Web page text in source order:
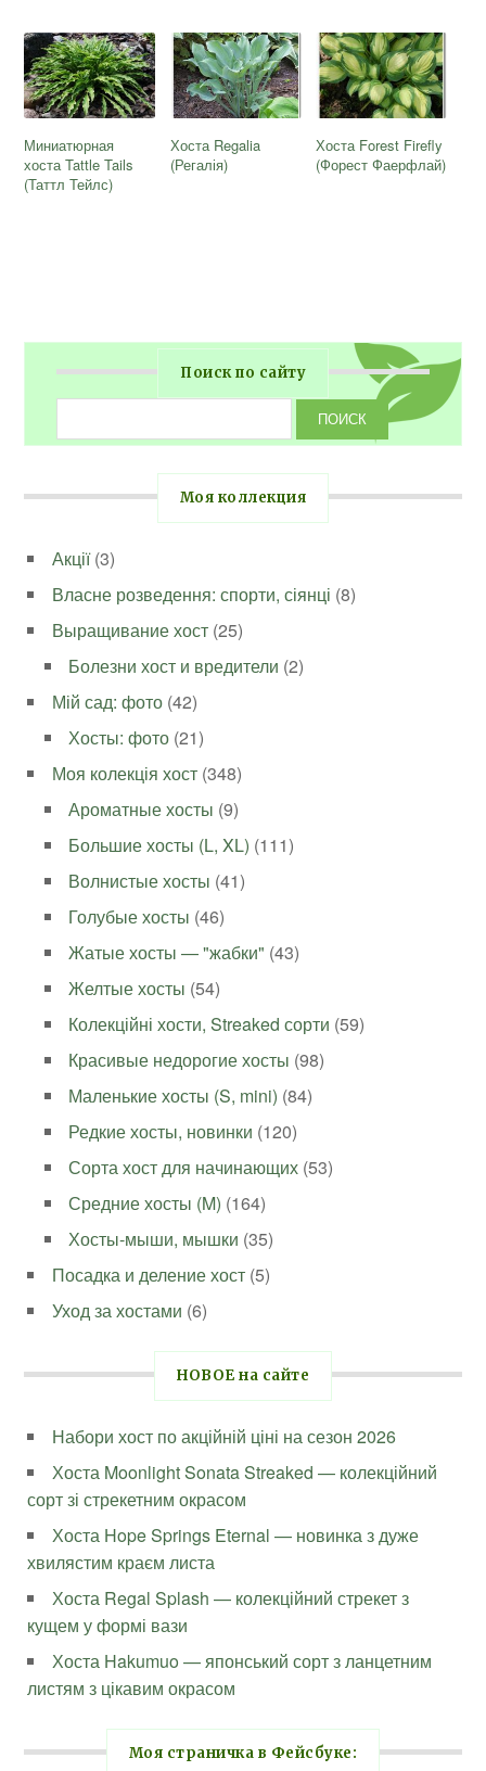
Миниатюрная
хоста Tattle Tails
(Таттл Тейлс)
Хоста Regalia
(Регалія)
Хоста Forest Firefly
(Форест Фаерфлай)
Поиск по сайту
Моя коллекция
Акції(3)
Власне розведення: спорти, сіянці (8)
Выращивание хост (25)
Болезни хост и вредители (2)
Мій сад: фото (42)
Хосты: фото (21)
Моя колекція хост (348)
Ароматные хосты (9)
Большие хосты (L, XL) (111)
Волнистые хосты (41)
Голубые хосты (46)
Жатые хосты — "жабки" (43)
Желтые хосты (54)
Колекційні хости, Streaked сорти (59)
Красивые недорогие хосты (98)
Маленькие хосты (S, mini) (84)
Редкие хосты, новинки (120)
Сорта хост для начинающих (53)
Средние хосты (M) (164)
Хосты-мыши, мышки (35)
Посадка и деление хост (5)
Уход за хостами (6)
НОВОЕ на сайте
Набори хост по акційній ціні на сезон 2026
Хоста Moonlight Sonata Streaked — колекційний
сорт зі стрекетним окрасом
Хоста Hope Springs Eternal — новинка з дуже
хвилястим краєм листа
Хоста Regal Splash — колекційний стрекет з
кущем у формі вази
Хоста Hakumuo — японський сорт з ланцетним
листям з цікавим окрасом
Моя страничка в Фейсбуке: